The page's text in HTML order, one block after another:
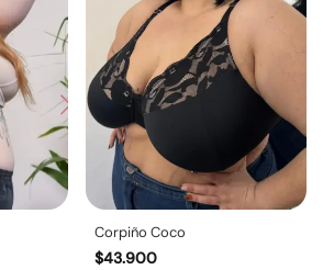
Corpiño Coco
$43.900